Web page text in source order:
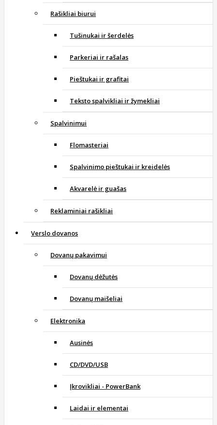
Rašikliai biurui
Tušinukai ir šerdelės
Parkeriai ir rašalas
Pieštukai ir grafitai
Teksto spalvikliai ir žymekliai
Spalvinimui
Flomasteriai
Spalvinimo pieštukai ir kreidelės
Akvarelė ir guašas
Reklaminiai rašikliai
Verslo dovanos
Dovanų pakavimui
Dovanų dėžutės
Dovanų maišeliai
Elektronika
Ausinės
CD/DVD/USB
Įkrovikliai - PowerBank
Laidai ir elementai